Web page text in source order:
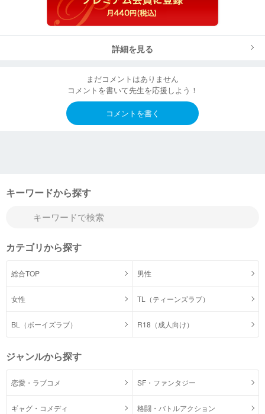
詳細を見る
まだコメントはありません
コメントを書いて先生を応援しよう！
コメントを書く
キーワードから探す
カテゴリから探す
総合TOP 男性
女性 TL（ティーンズラブ）
BL（ボーイズラブ） R18（成人向け）
ジャンルから探す
恋愛・ラブコメ SF・ファンタジー
ギャグ・コメディ 格闘・バトルアクション